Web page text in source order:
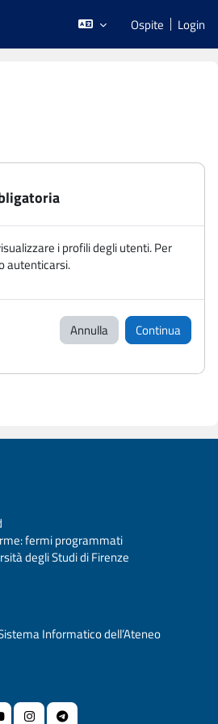
Ospite Login
i profili degli utenti. Per
autenticarsi.
Annulla Continua
fermi programmati
degli Studi di Firenze
Informatico dell’Ateneo